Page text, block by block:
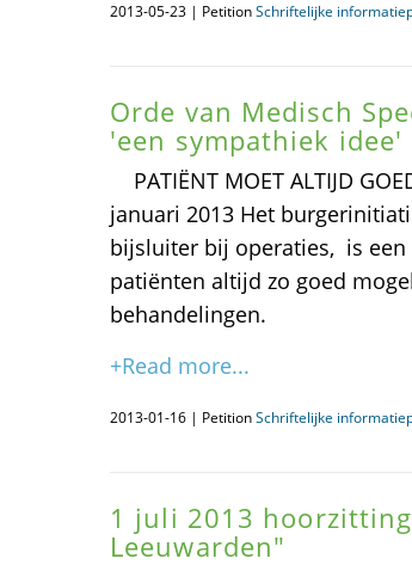
2013-05-23 | PetitionSchriftelijke
Orde van Medisch
'een sympathiek idee'
PATIËNT MOET ALTIJD
januari 2013 Het
bijsluiter bij operaties, is
patiënten altijd zo goed
behandelingen.
+Read more...
2013-01-16 | PetitionSchriftelijke
1 juli 2013
Leeuwarden"